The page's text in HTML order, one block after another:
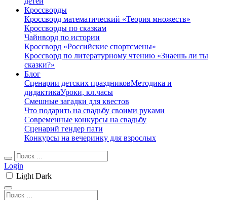
Кроссворды
Кроссворд математический «Теория множеств»
Кроссворды по сказкам
Чайнворд по истории
Кроссворд «Российские спортсмены»
Кроссворд по литературному чтению «Знаешь ли ты
сказки?»
Блог
Сценарии детских праздниковМетодика и
дидактикаУроки, кл.часы
Смешные загадки для квестов
Что подарить на свадьбу своими руками
Современные конкурсы на свадьбу
Сценарий гендер пати
Конкурсы на вечеринку для взрослых
Login
Light Dark